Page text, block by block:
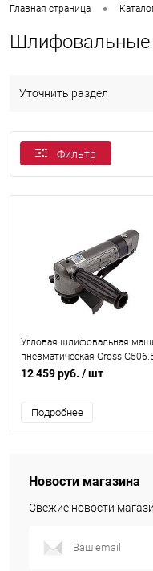
Главная страница •
Уточнить раздел
Фильтр
Угловая шлифовальная
пневматическая Gross
11000 об/мин
12 459 руб. / шт
Подробнее
Новости магазина
Свежие новости